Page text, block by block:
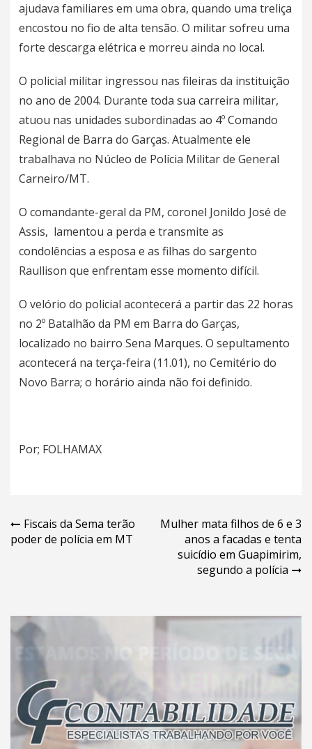
ajudava familiares em uma obra, quando uma treliça
encostou no fio de alta tensão. O militar sofreu uma
forte descarga elétrica e morreu ainda no local.
O policial militar ingressou nas fileiras da instituição
no ano de 2004. Durante toda sua carreira militar,
atuou nas unidades subordinadas ao 4º Comando
Regional de Barra do Garças. Atualmente ele
trabalhava no Núcleo de Polícia Militar de General
Carneiro/MT.
O comandante-geral da PM, coronel Jonildo José de
Assis, lamentou a perda e transmite as
condolências a esposa e as filhas do sargento
Raullison que enfrentam esse momento difícil.
O velório do policial acontecerá a partir das 22 horas
no 2º Batalhão da PM em Barra do Garças,
localizado no bairro Sena Marques. O sepultamento
acontecerá na terça-feira (11.01), no Cemitério do
Novo Barra; o horário ainda não foi definido.
Por; FOLHAMAX
Navegação
de
Fiscais da Sema terão
poder de polícia em MT
Mulher mata filhos de 6 e 3
anos a facadas e tenta
suicídio em Guapimirim,
segundo a polícia